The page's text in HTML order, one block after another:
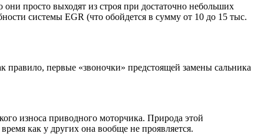
они просто выходят из строя при достаточно небольших
системы EGR (что обойдется в сумму от 10 до 15 тыс.
правило, первые «звоночки» предстоящей замены сальника
износа приводного моторчика. Природа этой
как у других она вообще не проявляется.